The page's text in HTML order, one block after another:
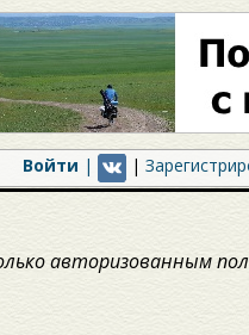
Войти | |
авторизованным